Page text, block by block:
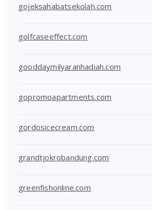
gojeksahabatsekolah.com
golfcaseeffect.com
gooddaymilyaranhadiah.com
gopromoapartments.com
gordosicecream.com
grandtjokrobandung.com
greenfishonline.com